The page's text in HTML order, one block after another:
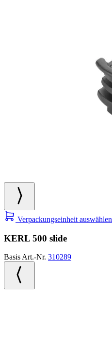
Verpackungseinheit auswählen
KERL 500 slide
Basis Art.-Nr. 310289